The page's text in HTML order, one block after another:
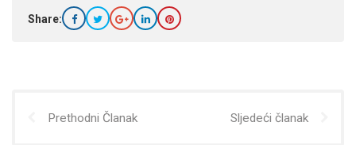
Share:
Prethodni Članak Sljedeći članak